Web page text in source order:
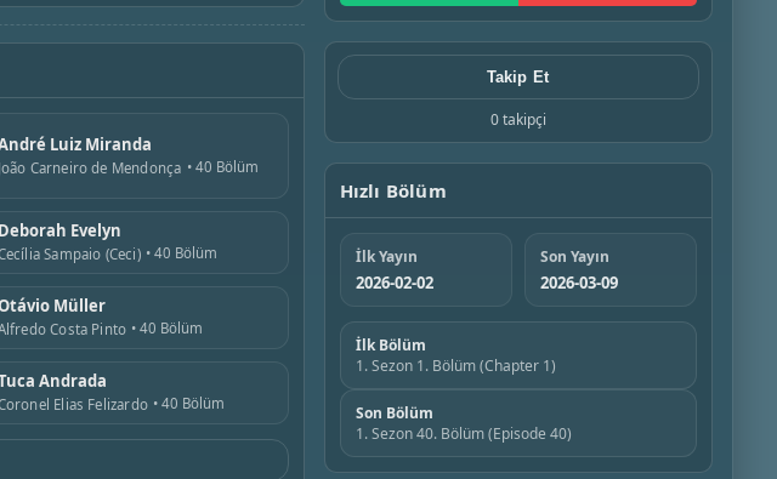
Luiz Miranda
Carneiro de Mendonça 40 Bölüm
Evelyn
Sampaio (Ceci) 40 Bölüm
Müller
Costa Pinto 40 Bölüm
Andrada
Elias Felizardo 40 Bölüm
Takip Et
0 takipçi
Hızlı Bölüm
İlk Yayın
2026-02-02
Son Yayın
2026-03-09
İlk Bölüm
1. Sezon 1. Bölüm (Chapter 1)
Son Bölüm
1. Sezon 40. Bölüm (Episode 40)